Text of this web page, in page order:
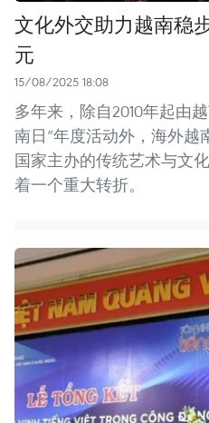
文化外交助力越南稳
元
15/08/2025 18:08
多年来，除自2010年起由
南日”年度活动外，海外越
国家主办的传统艺术与文
着一个重大转折。